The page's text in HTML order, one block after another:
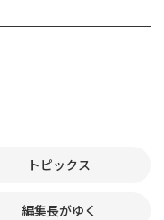
トピックス
編集長がゆく